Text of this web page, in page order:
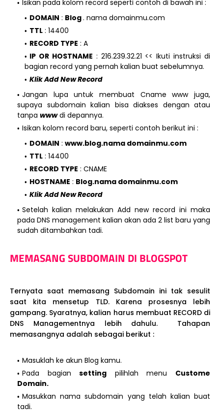
Isikan pada kolom record seperti contoh di bawah ini :
DOMAIN : Blog. nama domainmu.com
TTL : 14400
RECORD TYPE : A
IP OR HOSTNAME : 216.239.32.21 << Ikuti instruksi di
bagian record yang pernah kalian buat sebelumnya.
Klik Add New Record
Jangan lupa untuk membuat Cname www juga,
supaya subdomain kalian bisa diakses dengan atau
tanpa wwwdi depannya.
Isikan kolom record baru, seperti contoh berikut ini :
DOMAIN : www.blog.nama domainmu.com
TTL : 14400
RECORD TYPE : CNAME
HOSTNAME : Blog.nama domainmu.com
Klik Add New Record
Setelah kalian melakukan Add new record ini maka
pada DNS management kalian akan ada 2 list baru yang
sudah ditambahkan tadi.
MEMASANG SUBDOMAIN DI BLOGSPOT
Ternyata saat memasang Subdomain ini tak sesulit
saat kita mensetup TLD. Karena prosesnya lebih
gampang. Syaratnya, kalian harus membuat RECORD di
DNS Managementnya lebih dahulu. Tahapan
memasangnya adalah sebagai berikut :
Masuklah ke akun Blog kamu.
Pada bagiansetting pilihlah menu Custome
Domain.
Masukkan nama subdomain yang telah kalian buat
tadi.